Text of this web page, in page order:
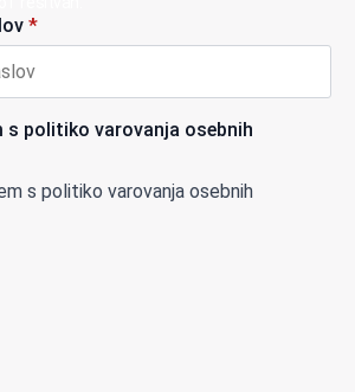
*
s politiko varovanja osebnih
s politiko varovanja osebnih